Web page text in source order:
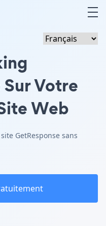
Votre
Web
GetResponse sans